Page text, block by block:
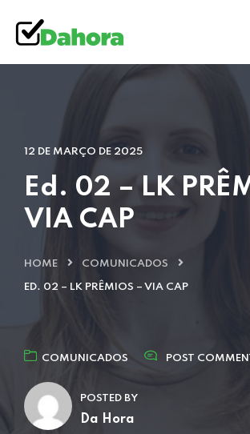
12 DE MARÇO DE 2025
Ed. 02 – LK
VIA CAP
HOME COMUNICADOS
ED. 02 – LK PRÊMIOS – VIA CAP
COMUNICADOS POST
POSTED BY
Da Hora